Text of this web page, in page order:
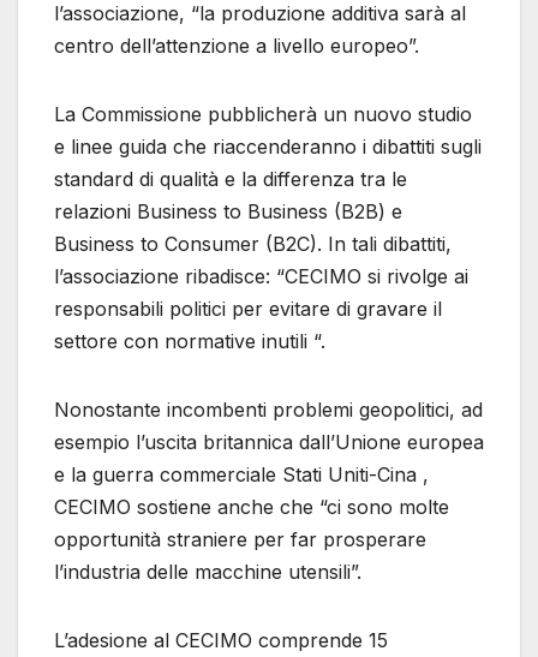
l’associazione, “la produzione additiva sarà al
centro dell’attenzione a livello europeo”.
La Commissione pubblicherà un nuovo studio
e linee guida che riaccenderanno i dibattiti sugli
standard di qualità e la differenza tra le
relazioni Business to Business (B2B) e
Business to Consumer (B2C). In tali dibattiti,
l’associazione ribadisce: “CECIMO si rivolge ai
responsabili politici per evitare di gravare il
settore con normative inutili “.
Nonostante incombenti problemi geopolitici, ad
esempio l’uscita britannica dall’Unione europea
e la guerra commerciale Stati Uniti-Cina ,
CECIMO sostiene anche che “ci sono molte
opportunità straniere per far prosperare
l’industria delle macchine utensili”.
L’adesione al CECIMO comprende 15